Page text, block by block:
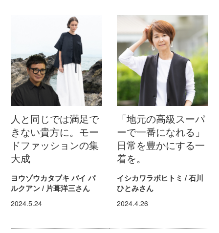
人と同じでは満足で
きない貴方に。モー
ドファッションの集
大成
ヨウゾウカタブキ バイ パ
ルクアン / 片葺洋三さん
2024.5.24
「地元の高級スーパ
ーで一番になれる」
日常を豊かにする一
着を。
イシカワラボヒトミ / 石川
ひとみさん
2024.4.26